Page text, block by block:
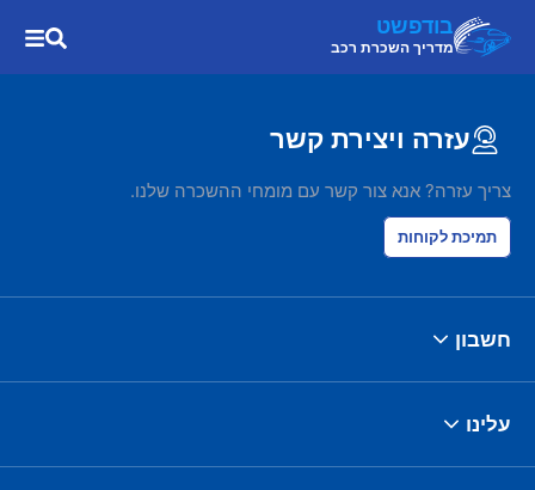
בודפשט
מדריך השכרת רכב
עזרה ויצירת קשר
צריך עזרה? אנא צור קשר עם מומחי ההשכרה שלנו.
תמיכת לקוחות
חשבון
עלינו